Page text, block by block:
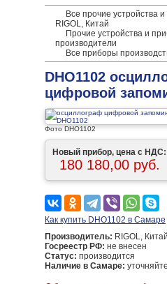
Все прочие устройства
RIGOL, Китай
Прочие устройства и
производители
Все приборы
DHO1102
цифровой
Фото DHO1102
Новый прибор, цена с НДС:
180 180,00 руб.
Как купить DHO1102 в Самаре
Производитель: RIGOL, Китай
Госреестр РФ: не внесен
Статус: производится
Наличие в Самаре: